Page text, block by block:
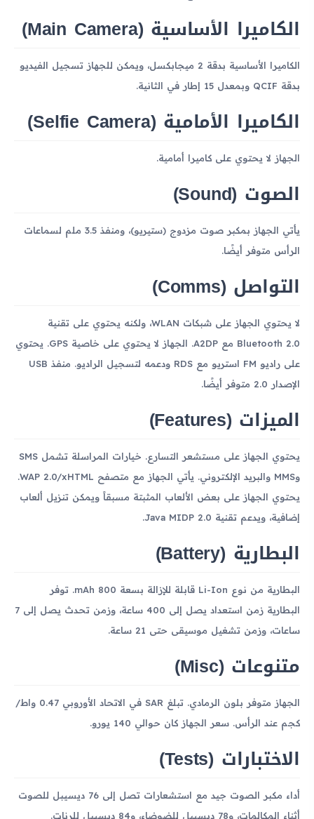
الكاميرا الأساسية (Main Camera)
الكاميرا الأساسية بدقة 2 ميجابكسل، ويمكن للجهاز تسجيل الفيديو
بدقة QCIF وبمعدل 15 إطار في الثانية.
الكاميرا الأمامية (Selfie Camera)
الجهاز لا يحتوي على كاميرا أمامية.
الصوت (Sound)
يأتي الجهاز بمكبر صوت مزدوج (ستيريو)، ومنفذ 3.5 ملم لسماعات
الرأس متوفر أيضًا.
التواصل (Comms)
لا يحتوي الجهاز على شبكات WLAN، ولكنه يحتوي على تقنية
Bluetooth 2.0 مع A2DP. الجهاز لا يحتوي على خاصية GPS. يحتوي
على راديو FM استريو مع RDS ودعمه لتسجيل الراديو. منفذ USB
الإصدار 2.0 متوفر أيضًا.
الميزات (Features)
يحتوي الجهاز على مستشعر التسارع. خيارات المراسلة تشمل SMS
وMMS والبريد الإلكتروني. يأتي الجهاز مع متصفح WAP 2.0/xHTML.
يحتوي الجهاز على بعض الألعاب المثبتة مسبقاً ويمكن تنزيل ألعاب
إضافية، ويدعم تقنية Java MIDP 2.0.
البطارية (Battery)
البطارية من نوع Li-Ion قابلة للإزالة بسعة 800 mAh. توفر
البطارية زمن استعداد يصل إلى 400 ساعة، وزمن تحدث يصل إلى 7
ساعات، وزمن تشغيل موسيقى حتى 21 ساعة.
متنوعات (Misc)
الجهاز متوفر بلون الرمادي. تبلغ SAR في الاتحاد الأوروبي 0.47 واط/
كجم عند الرأس. سعر الجهاز كان حوالي 140 يورو.
الاختبارات (Tests)
أداء مكبر الصوت جيد مع استشعارات تصل إلى 76 ديسيبل للصوت
أثناء المكالمات، و78 ديسيبل للضوضاء، و84 ديسيبل للرنات.